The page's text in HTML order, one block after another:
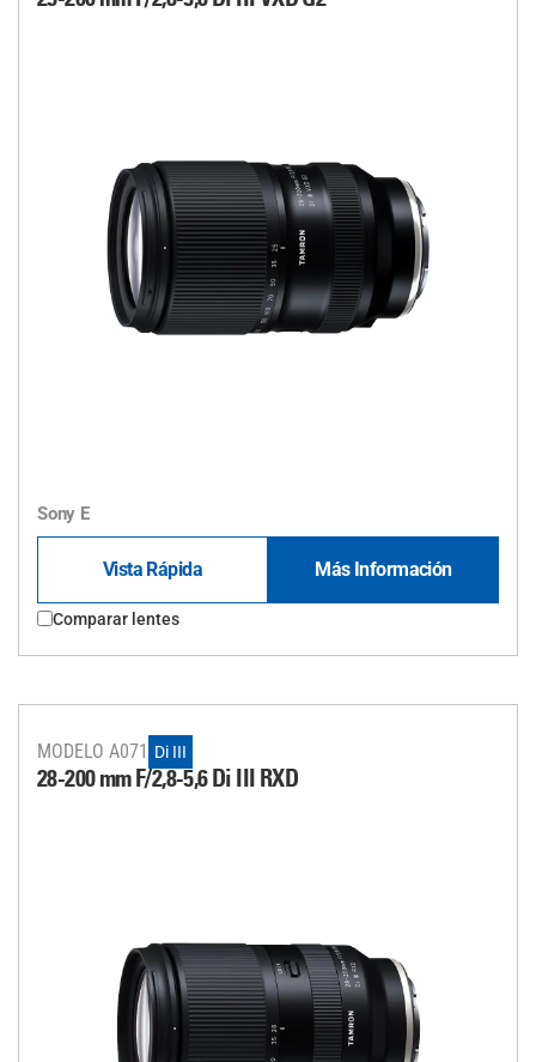
Sony E
Vista Rápida Más Información
Comparar lentes
MODELO A071 Di III
28-200 mm F/2,8-5,6Di III RXD